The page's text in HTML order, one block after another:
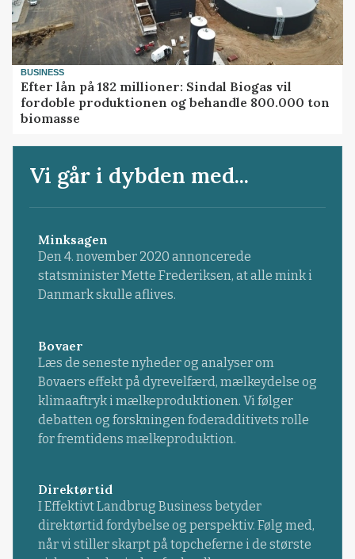
BUSINESS
Efter lån på 182 millioner: Sindal Biogas vil
fordoble produktionen og behandle 800.000 ton
biomasse
Vi går i dybden med...
Minksagen
Den 4. november 2020 annoncerede
statsminister Mette Frederiksen, at alle mink i
Danmark skulle aflives.
Bovaer
Læs de seneste nyheder og analyser om
Bovaers effekt på dyrevelfærd, mælkeydelse og
klimaaftryk i mælkeproduktionen. Vi følger
debatten og forskningen foderadditivets rolle
for fremtidens mælkeproduktion.
Direktørtid
I Effektivt Landbrug Business betyder
direktørtid fordybelse og perspektiv. Følg med,
når vi stiller skarpt på topcheferne i de største